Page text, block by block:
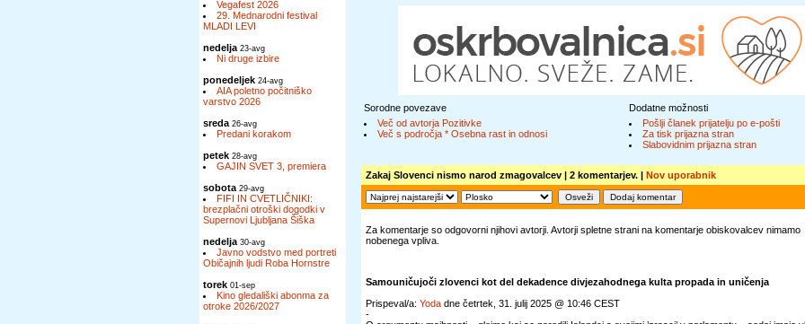
Vegafest 2026
29. Mednarodni festival
MLADI LEVI
nedelja 23-avg
Ni druge izbire
ponedeljek 24-avg
AIA poletno počitniško
varstvo 2026
sreda 26-avg
Predani korakom
petek 28-avg
GAJIN SVET 3, premiera
sobota 29-avg
FIFI IN CVETLIČNIKI:
brezplačni otroški dogodki v
Supernovi Ljubljana Šiška
nedelja 30-avg
Javno vodstvo med portreti
Običajnih ljudi Roba Hornstre
torek 01-sep
Kino gledališki abonma za
otroke 2026/2027
Sorodne povezave
Več od avtorja Pozitivke
Več s področja * Osebna rast in odnosi
Dodatne možnosti
Pošlji članek prijatelju po e-pošti
Za tisk prijazna stran
Slabovidnim prijazna stran
Zakaj Slovenci nismo narod zmagovalcev | 2 komentarjev. | Nov uporabnik
Za komentarje so odgovorni njihovi avtorji. Avtorji spletne strani na komentarje obiskovalcev nimamo
nobenega vpliva.
Samouničujoči zlovenci kot del dekadence divjezahodnega kulta propada in uničenja
Prispeval/a: Yoda dne četrtek, 31. julij 2025 @ 10:46 CEST
-